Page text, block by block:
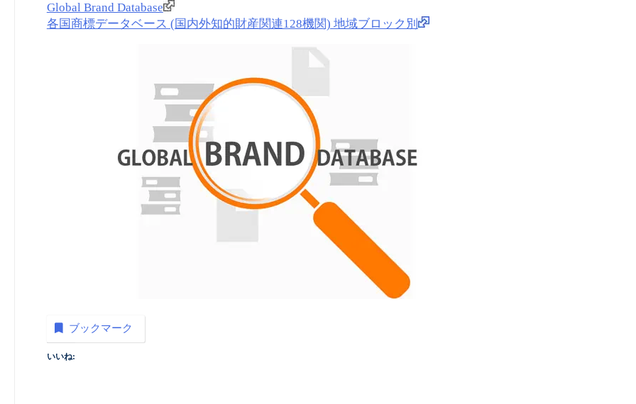
Global Brand Database
各国商標データベース (国内外知的財産関連128機関) 地域ブロック別
ブックマーク
いいね: